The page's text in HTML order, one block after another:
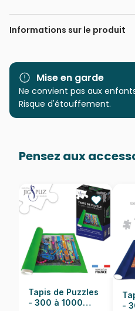
Informations sur le produit
Marque
Catégorie
EAN
Nombre de pièces
Dimensions
Mise en garde
Ne convient pas aux
Risque d'étouffement.
Pensez aux
Tapis de Puzzles
- 300 à 1000
-